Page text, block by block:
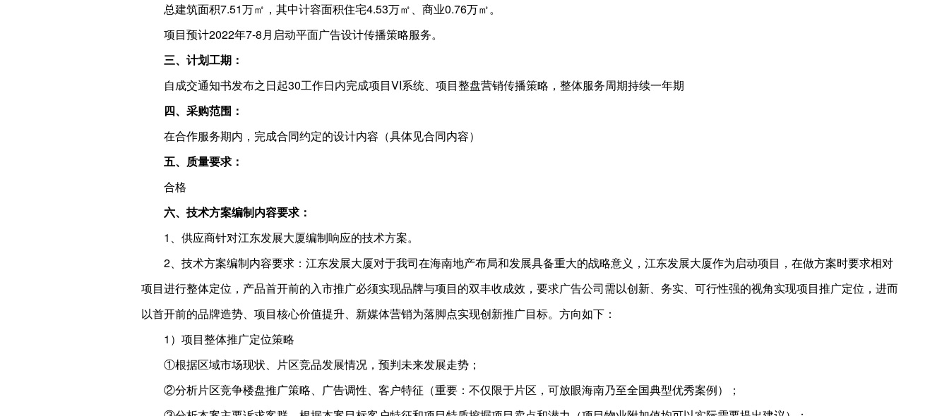
总建筑面积7.51万㎡，其中计容面积住宅4.53万㎡、商业0.76万㎡。
项目预计2022年7-8月启动平面广告设计传播策略服务。
三、计划工期：
自成交通知书发布之日起30工作日内完成项目VI系统、项目整盘营销传播策略，整体服务周期持续一年期
四、采购范围：
在合作服务期内，完成合同约定的设计内容（具体见合同内容）
五、质量要求：
合格
六、技术方案编制内容要求：
1、供应商针对江东发展大厦编制响应的技术方案。
2、技术方案编制内容要求：江东发展大厦对于我司在海南地产布局和发展具备重大的战略意义，江东发展大厦作为启动项目，在做方案时要求相对
项目进行整体定位，产品首开前的入市推广必须实现品牌与项目的双丰收成效，要求广告公司需以创新、务实、可行性强的视角实现项目推广定位，进而
以首开前的品牌造势、项目核心价值提升、新媒体营销为落脚点实现创新推广目标。方向如下：
1）项目整体推广定位策略
①根据区域市场现状、片区竞品发展情况，预判未来发展走势；
②分析片区竞争楼盘推广策略、广告调性、客户特征（重要：不仅限于片区，可放眼海南乃至全国典型优秀案例）；